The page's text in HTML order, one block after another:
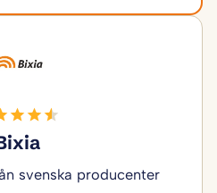
svenska producenter